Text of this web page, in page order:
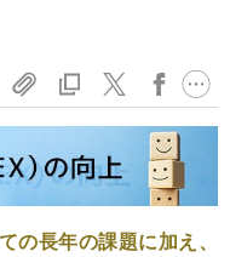
の長年の課題に加え、